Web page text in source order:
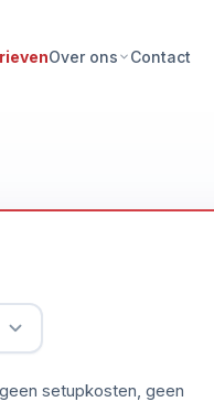
Over ons Contact
setupkosten, geen